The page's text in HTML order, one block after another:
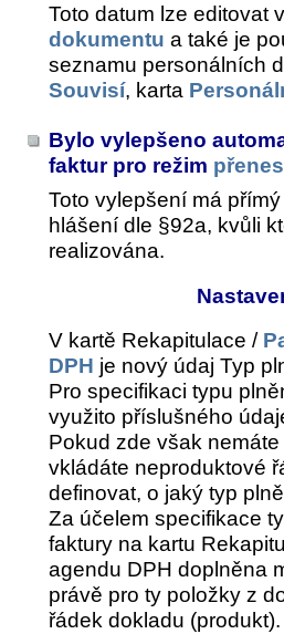
Toto datum lze editovat
dokumentu a také je
seznamu personálních
Souvisí, karta
Bylo vylepšeno
faktur pro režim
Toto vylepšení má
hlášení dle §92a, kvůli
realizována.
V kartě Rekapitulace /
DPH je nový údaj Typ
Pro specifikaci typu
využito příslušného
Pokud zde však
vkládáte neproduktové
definovat, o jaký typ
Za účelem specifikace
faktury na kartu
agendu DPH doplněna
právě pro ty položky z
řádek dokladu (produkt).